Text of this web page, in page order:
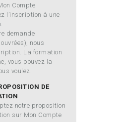
Compte
l’inscription à une
demande
nous
La formation
vous pouvez la
voulez.
DE
notre proposition
sur Mon Compte